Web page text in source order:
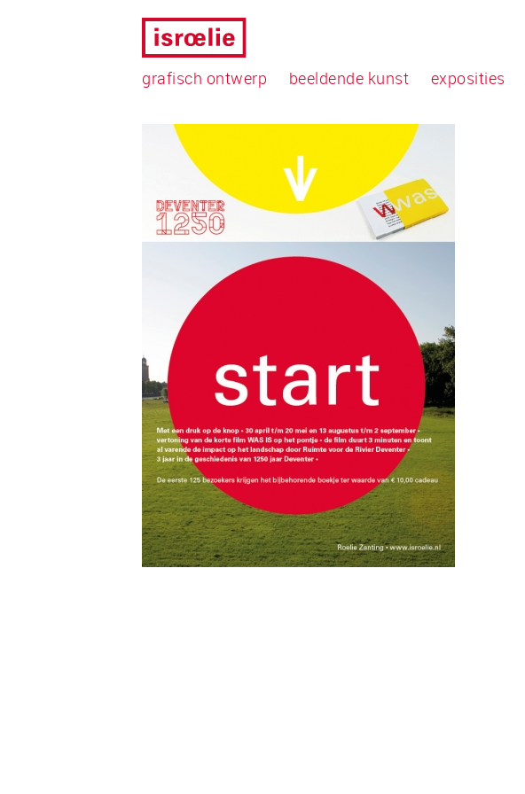
grafisch ontwerp beeldende kunst exposities